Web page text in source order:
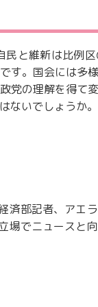
と維新は比例
す。国会には多
党の理解を得て
ないでしょうか。
済部記者、ア
場でニュースと